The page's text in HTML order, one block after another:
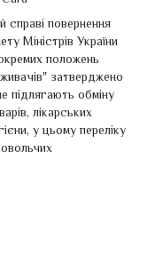
справі повернення
Міністрів України
положень
затверджено
підлягають обміну
лікарських
у цьому переліку